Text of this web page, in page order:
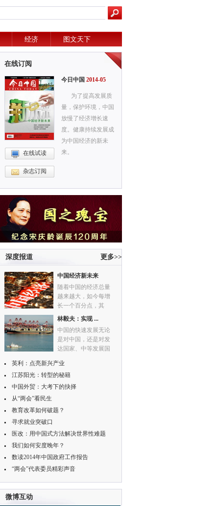
经济 图文天下
在线订阅
在线试读
杂志订阅
今日中国 2014-05
为了提高发展质
量，保护环境，中国
放慢了经济增长速
度。健康持续发展成
为中国经济的新未
来。
更多>>
深度报道
中国经济新未来
随着中国的经济总量
越来越大，如今每增
长一个百分点，其
GDP绝对值与往昔也
林毅夫：实现 ...
中国的快速发展无论
是对中国，还是对发
达国家、中等发展国
家、劳动力丰富的低
收入国家都带来益
处。
英利：点亮新兴产业
江苏阳光：转型的秘籍
中国外贸：大考下的抉择
从“两会”看民生
教育改革如何破题？
寻求就业突破口
医改：用中国式方法解决世界性难题
我们如何安度晚年？
数读2014年中国政府工作报告
“两会”代表委员精彩声音
微博互动